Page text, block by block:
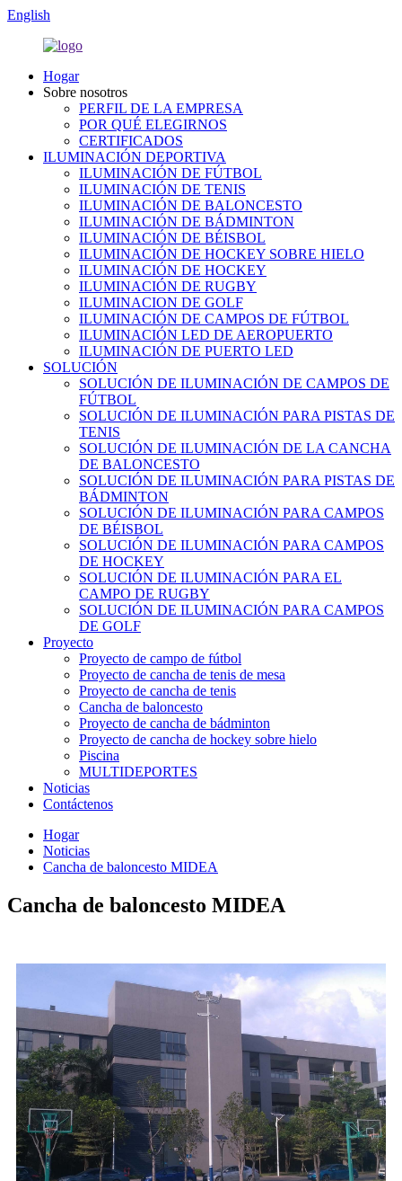
English
Hogar
Sobre nosotros
PERFIL DE LA EMPRESA
POR QUÉ ELEGIRNOS
CERTIFICADOS
ILUMINACIÓN DEPORTIVA
ILUMINACIÓN DE FÚTBOL
ILUMINACIÓN DE TENIS
ILUMINACIÓN DE BALONCESTO
ILUMINACIÓN DE BÁDMINTON
ILUMINACIÓN DE BÉISBOL
ILUMINACIÓN DE HOCKEY SOBRE HIELO
ILUMINACIÓN DE HOCKEY
ILUMINACIÓN DE RUGBY
ILUMINACION DE GOLF
ILUMINACIÓN DE CAMPOS DE FÚTBOL
ILUMINACIÓN LED DE AEROPUERTO
ILUMINACIÓN DE PUERTO LED
SOLUCIÓN
SOLUCIÓN DE ILUMINACIÓN DE CAMPOS DE
FÚTBOL
SOLUCIÓN DE ILUMINACIÓN PARA PISTAS DE
TENIS
SOLUCIÓN DE ILUMINACIÓN DE LA CANCHA
DE BALONCESTO
SOLUCIÓN DE ILUMINACIÓN PARA PISTAS DE
BÁDMINTON
SOLUCIÓN DE ILUMINACIÓN PARA CAMPOS
DE BÉISBOL
SOLUCIÓN DE ILUMINACIÓN PARA CAMPOS
DE HOCKEY
SOLUCIÓN DE ILUMINACIÓN PARA EL
CAMPO DE RUGBY
SOLUCIÓN DE ILUMINACIÓN PARA CAMPOS
DE GOLF
Proyecto
Proyecto de campo de fútbol
Proyecto de cancha de tenis de mesa
Proyecto de cancha de tenis
Cancha de baloncesto
Proyecto de cancha de bádminton
Proyecto de cancha de hockey sobre hielo
Piscina
MULTIDEPORTES
Noticias
Contáctenos
Hogar
Noticias
Cancha de baloncesto MIDEA
Cancha de baloncesto MIDEA